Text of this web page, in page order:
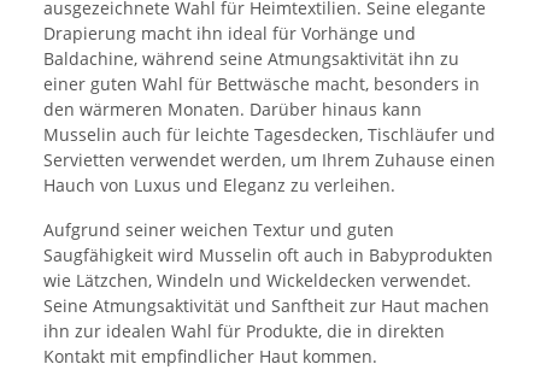
ausgezeichnete Wahl für Heimtextilien. Seine elegante
Drapierung macht ihn ideal für Vorhänge und
Baldachine, während seine Atmungsaktivität ihn zu
einer guten Wahl für Bettwäsche macht, besonders in
den wärmeren Monaten. Darüber hinaus kann
Musselin auch für leichte Tagesdecken, Tischläufer und
Servietten verwendet werden, um Ihrem Zuhause einen
Hauch von Luxus und Eleganz zu verleihen.
Aufgrund seiner weichen Textur und guten
Saugfähigkeit wird Musselin oft auch in Babyprodukten
wie Lätzchen, Windeln und Wickeldecken verwendet.
Seine Atmungsaktivität und Sanftheit zur Haut machen
ihn zur idealen Wahl für Produkte, die in direkten
Kontakt mit empfindlicher Haut kommen.